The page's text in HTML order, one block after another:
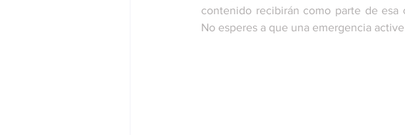
contenido recibirán como parte de esa
No esperes a que una emergencia